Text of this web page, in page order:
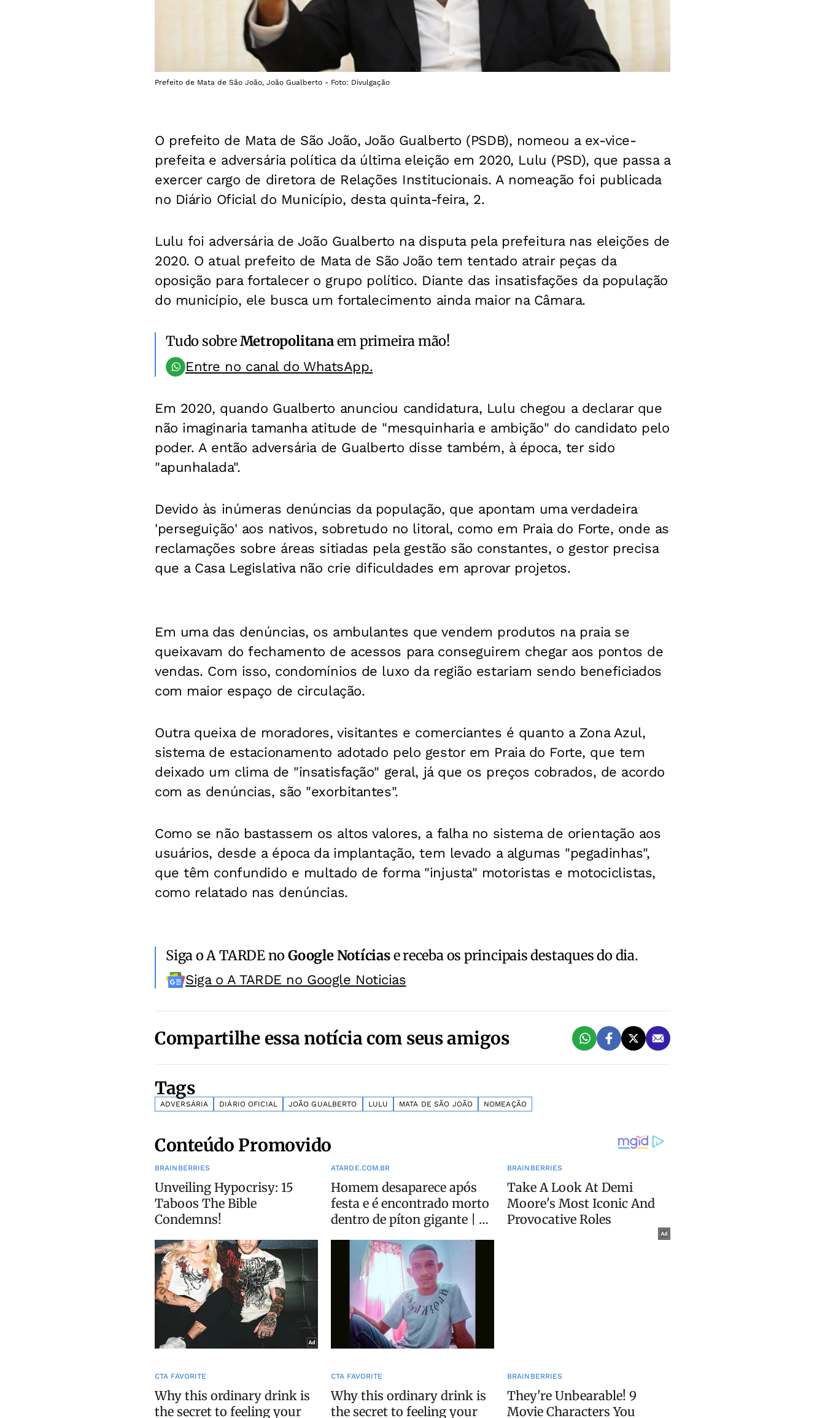
Prefeito de Mata de São João, João Gualberto - Foto: Divulgação
O prefeito de Mata de São João, João Gualberto (PSDB), nomeou a ex-vice-
prefeita e adversária política da última eleição em 2020, Lulu (PSD), que passa a
exercer cargo de diretora de Relações Institucionais. A nomeação foi publicada
no Diário Oficial do Município, desta quinta-feira, 2.
Lulu foi adversária de João Gualberto na disputa pela prefeitura nas eleições de
2020. O atual prefeito de Mata de São João tem tentado atrair peças da
oposição para fortalecer o grupo político. Diante das insatisfações da população
do município, ele busca um fortalecimento ainda maior na Câmara.
Tudo sobreMetropolitanaem primeira mão!
Entre no canal do WhatsApp.
Em 2020, quando Gualberto anunciou candidatura, Lulu chegou a declarar que
não imaginaria tamanha atitude de "mesquinharia e ambição" do candidato pelo
poder. A então adversária de Gualberto disse também, à época, ter sido
"apunhalada".
Devido às inúmeras denúncias da população, que apontam uma verdadeira
'perseguição' aos nativos, sobretudo no litoral, como em Praia do Forte, onde as
reclamações sobre áreas sitiadas pela gestão são constantes, o gestor precisa
que a Casa Legislativa não crie dificuldades em aprovar projetos.
Em uma das denúncias, os ambulantes que vendem produtos na praia se
queixavam do fechamento de acessos para conseguirem chegar aos pontos de
vendas. Com isso, condomínios de luxo da região estariam sendo beneficiados
com maior espaço de circulação.
Outra queixa de moradores, visitantes e comerciantes é quanto a Zona Azul,
sistema de estacionamento adotado pelo gestor em Praia do Forte, que tem
deixado um clima de "insatisfação" geral, já que os preços cobrados, de acordo
com as denúncias, são "exorbitantes".
Como se não bastassem os altos valores, a falha no sistema de orientação aos
usuários, desde a época da implantação, tem levado a algumas "pegadinhas",
que têm confundido e multado de forma "injusta" motoristas e motociclistas,
como relatado nas denúncias.
Siga o A TARDE noGoogle Notíciase receba os principais destaques do dia.
Siga o A TARDE no Google Noticias
Compartilhe essa notícia com seus amigos
Tags
ADVERSÁRIA DIÁRIO OFICIAL JOÃO GUALBERTO LULU MATA DE SÃO JOÃO NOMEAÇÃO